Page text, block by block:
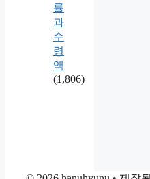
률
과
수
령
액
(1,806)